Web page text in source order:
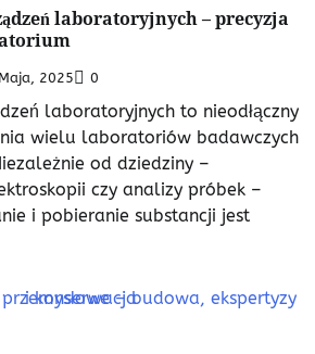
laboratoryjnych – precyzja
2025 0
laboratoryjnych to nieodłączny
wielu laboratoriów badawczych
od dziedziny –
czy analizy próbek –
i pobieranie substancji jest